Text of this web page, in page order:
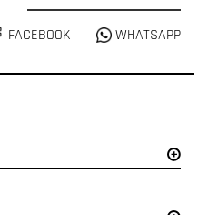
FACEBOOK WHATSAPP